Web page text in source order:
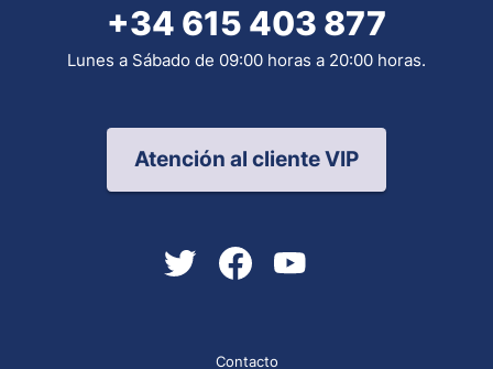
+34 615 403 877
Lunes a Sábado de 09:00 horas a 20:00 horas.
Atención al cliente VIP
Contacto